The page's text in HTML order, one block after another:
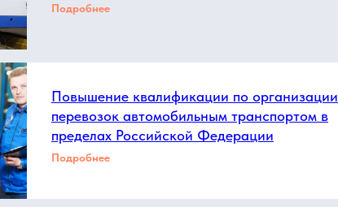
Подробнее
Повышение квалификации по организации
перевозок автомобильным транспортом в
пределах Российской Федерации
Подробнее